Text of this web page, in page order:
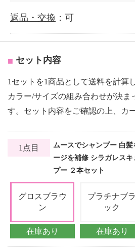
返品・交換 ：可
セット内容
1セットを1商品として送料を計算
カラー/サイズの組み合わせが決ま
す。セット内容をご確認の上、カ
1点目
ムースでシャンプー 白
ージを補修 シラガレス
プー ２本セット
グロスブラウ
ン
在庫あり
プラチナブラ
ック
在庫あり